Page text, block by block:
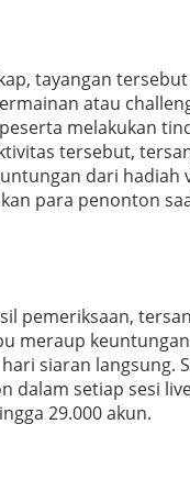
tayangan
atau
melakukan
tersebut,
dari hadiah
para penonton
pemeriksaan,
meraup
siaran langsung.
dalam setiap sesi
29.000 akun.